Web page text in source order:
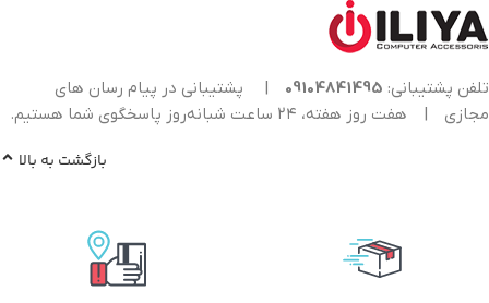
تلفن پشتیبانی: 09104841495
|
پشتیبانی در پیام رسان های
مجازی
| هفت روز هفته، ۲۴ ساعت شبانه‌روز پاسخگوی شما هستیم.
بازگشت به بالا